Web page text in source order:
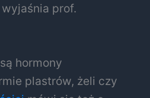
prof.
hormony
plastrów, żeli czy